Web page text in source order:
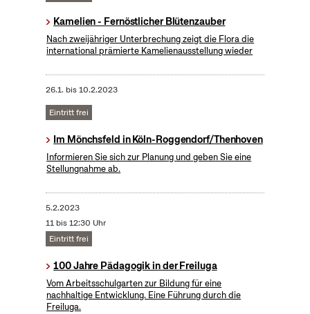
Kamelien - Fernöstlicher Blütenzauber
Nach zweijähriger Unterbrechung zeigt die Flora die
international prämierte Kamelienausstellung wieder
26.1. bis10.2.2023
Eintritt frei
Im Mönchsfeld in Köln-Roggendorf/Thenhoven
Informieren Sie sich zur Planung und geben Sie eine
Stellungnahme ab.
5.2.2023
11 bis 12:30 Uhr
Eintritt frei
100 Jahre Pädagogik in der Freiluga
Vom Arbeitsschulgarten zur Bildung für eine
nachhaltige Entwicklung. Eine Führung durch die
Freiluga.